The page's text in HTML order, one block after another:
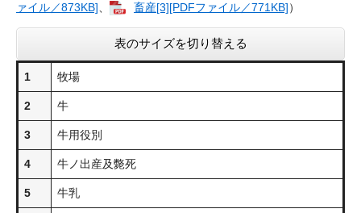
ァイル／873KB]
畜産[3][PDFファイル／771KB]）
表のサイズを切り替える
1 牧場
2 牛
3 牛用役別
4 牛ノ出産及斃死
5 牛乳